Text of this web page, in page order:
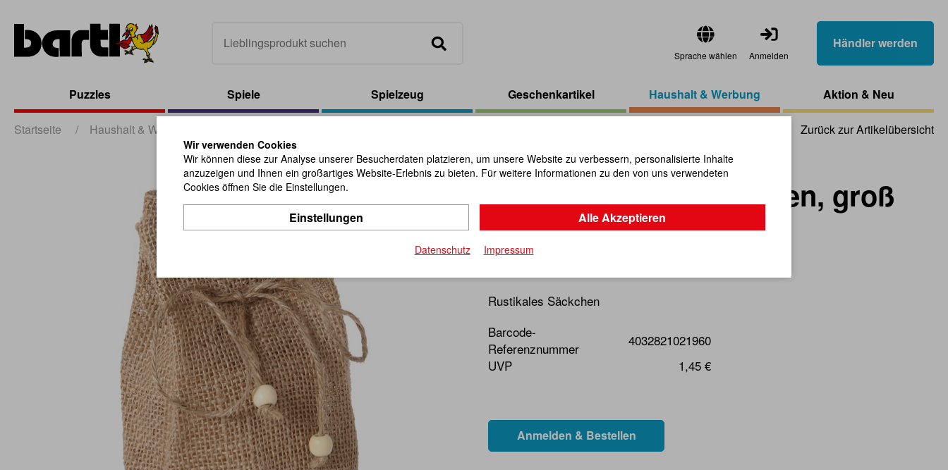
Sprache wählen Anmelden
Händler werden
Puzzles Spiele Spielzeug Geschenkartikel Haushalt & Werbung Aktion & Neu
Startseite / Haushalt & Werbung Zurück zur Artikelübersicht
Jutesäckchen mit Boden, groß
natur
Rustikales Säckchen
Barcode-
Referenznummer
4032821021960
UVP
1,45 €
Wir verwenden Cookies
Wir können diese zur Analyse unserer Besucherdaten platzieren, um unsere Website zu verbessern, personalisierte Inhalte
anzuzeigen und Ihnen ein großartiges Website-Erlebnis zu bieten. Für weitere Informationen zu den von uns verwendeten
Cookies öffnen Sie die Einstellungen.
Einstellungen Alle Akzeptieren
Datenschutz Impressum